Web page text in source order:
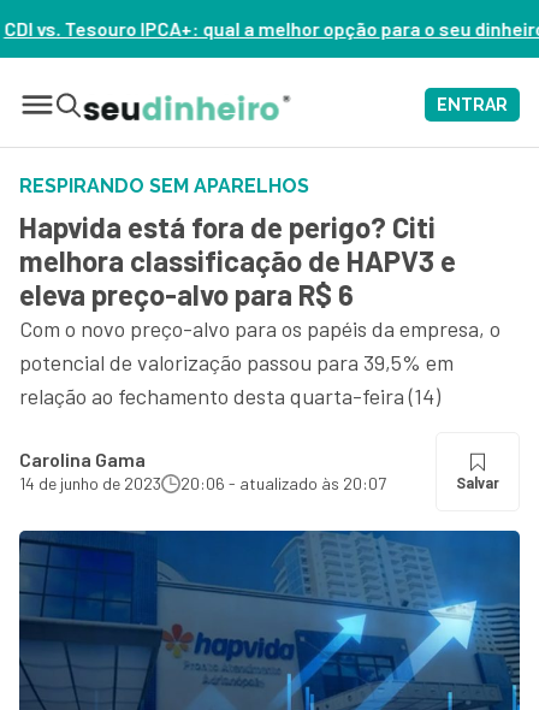
a melhor opção para o seu dinheiro hoje? – ASSISTA AGORA
ENTRAR
RESPIRANDO SEM APARELHOS
Hapvida está fora de perigo? Citi
melhora classificação de HAPV3 e
eleva preço-alvo para R$ 6
Com o novo preço-alvo para os papéis da empresa, o
potencial de valorização passou para 39,5% em
relação ao fechamento desta quarta-feira (14)
Carolina Gama
14 de junho de 2023 20:06 - atualizado às 20:07 Salvar